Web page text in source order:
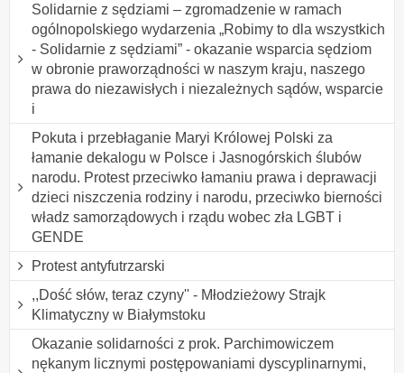
Solidarnie z sędziami – zgromadzenie w ramach
ogólnopolskiego wydarzenia „Robimy to dla wszystkich
- Solidarnie z sędziami” - okazanie wsparcia sędziom
w obronie praworządności w naszym kraju, naszego
prawa do niezawisłych i niezależnych sądów, wsparcie
i
Pokuta i przebłaganie Maryi Królowej Polski za
łamanie dekalogu w Polsce i Jasnogórskich ślubów
narodu. Protest przeciwko łamaniu prawa i deprawacji
dzieci niszczenia rodziny i narodu, przeciwko bierności
władz samorządowych i rządu wobec zła LGBT i
GENDE
Protest antyfutrzarski
,,Dość słów, teraz czyny'' - Młodzieżowy Strajk
Klimatyczny w Białymstoku
Okazanie solidarności z prok. Parchimowiczem
nękanym licznymi postępowaniami dyscyplinarnymi,